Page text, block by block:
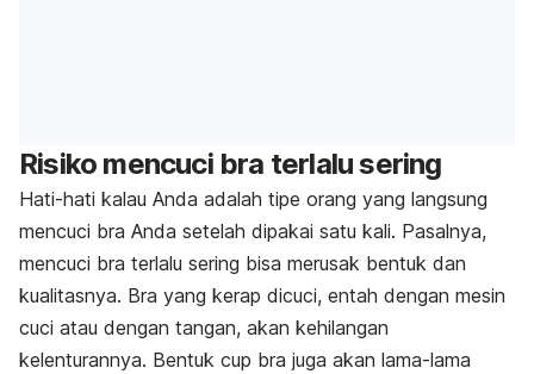
Risiko mencuci bra terlalu sering
Hati-hati kalau Anda adalah tipe orang yang langsung
mencuci bra Anda setelah dipakai satu kali. Pasalnya,
mencuci bra terlalu sering bisa merusak bentuk dan
kualitasnya. Bra yang kerap dicuci, entah dengan mesin
cuci atau dengan tangan, akan kehilangan
kelenturannya. Bentuk cup bra juga akan lama-lama